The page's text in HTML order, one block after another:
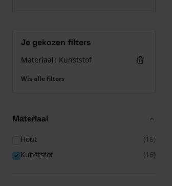
Je gekozen filters
Materiaal Kunststof
Wis alle filters
Materiaal
Hout
(16)
Kunststof
(16)